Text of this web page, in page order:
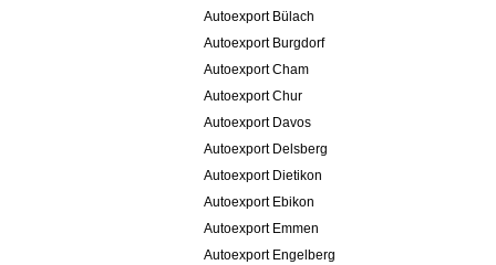
Autoexport Bülach
Autoexport Burgdorf
Autoexport Cham
Autoexport Chur
Autoexport Davos
Autoexport Delsberg
Autoexport Dietikon
Autoexport Ebikon
Autoexport Emmen
Autoexport Engelberg